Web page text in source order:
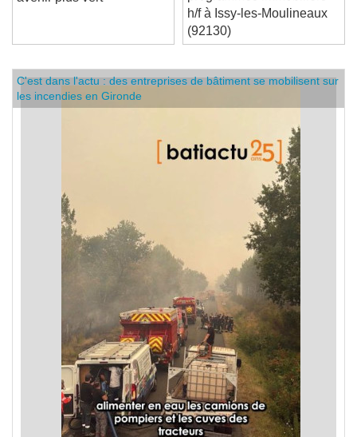
programmes immobiliers
h/f à Issy-les-Moulineaux
(92130)
C'est dans l'actu : des entreprises de bâtiment se mobilisent sur
les incendies en Gironde